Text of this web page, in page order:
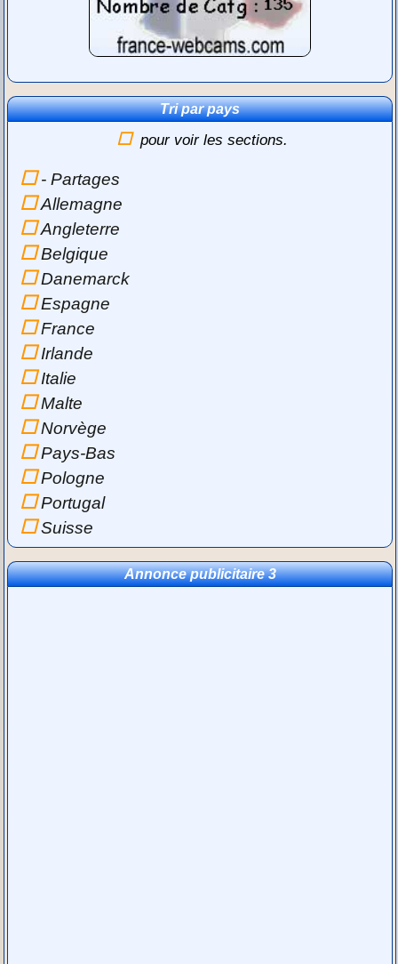
Tri par pays
pour voir les sections.
- Partages
Allemagne
Angleterre
Belgique
Danemarck
Espagne
France
Irlande
Italie
Malte
Norvège
Pays-Bas
Pologne
Portugal
Suisse
Annonce publicitaire 3